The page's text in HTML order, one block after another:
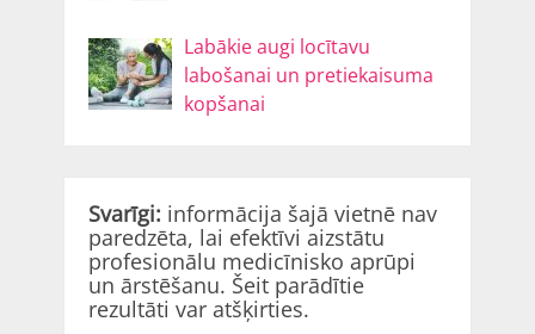
Labākie augi locītavu
labošanai un pretiekaisuma
kopšanai
Svarīgi: informācija šajā vietnē nav
paredzēta, lai efektīvi aizstātu
profesionālu medicīnisko aprūpi
un ārstēšanu. Šeit parādītie
rezultāti var atšķirties.